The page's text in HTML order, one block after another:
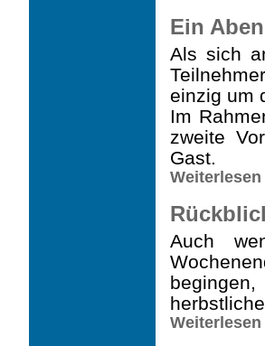
Ein
Als sich
einzig um
Im
zweite
Gast.
Weiterlesen
Auch
Weiterlesen